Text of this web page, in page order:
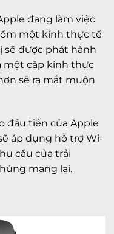
đang làm việc
một kính thực tế
sẽ được phát hành
một cặp kính thực
sẽ ra mắt muộn
đầu tiên của Apple
áp dụng hỗ trợ Wi-
cầu của trải
mang lại.